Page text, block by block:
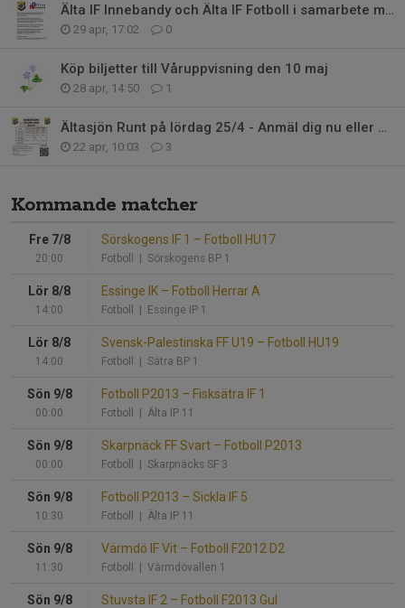
Älta IF Innebandy och Älta IF Fotboll i samarbete med office Network
29 apr, 17:02 0
Köp biljetter till Våruppvisning den 10 maj
28 apr, 14:50 1
Ältasjön Runt på lördag 25/4 - Anmäl dig nu eller på lördag
22 apr, 10:03 3
Kommande matcher
Fre 7/8
20:00
Sörskogens IF 1 – Fotboll HU17
Fotboll | Sörskogens BP 1
Lör 8/8
14:00
Essinge IK – Fotboll Herrar A
Fotboll | Essinge IP 1
Lör 8/8
14:00
Svensk-Palestinska FF U19 – Fotboll HU19
Fotboll | Sätra BP 1
Sön 9/8
00:00
Fotboll P2013 – Fisksätra IF 1
Fotboll | Älta IP 11
Sön 9/8
00:00
Skarpnäck FF Svart – Fotboll P2013
Fotboll | Skarpnäcks SF 3
Sön 9/8
10:30
Fotboll P2013 – Sickla IF 5
Fotboll | Älta IP 11
Sön 9/8
11:30
Värmdö IF Vit – Fotboll F2012 D2
Fotboll | Värmdövallen 1
Sön 9/8 Stuvsta IF 2 – Fotboll F2013 Gul